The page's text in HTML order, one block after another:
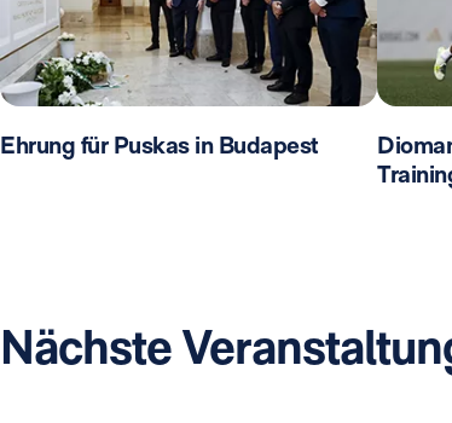
Ehrung für Puskas in Budapest
Nächste